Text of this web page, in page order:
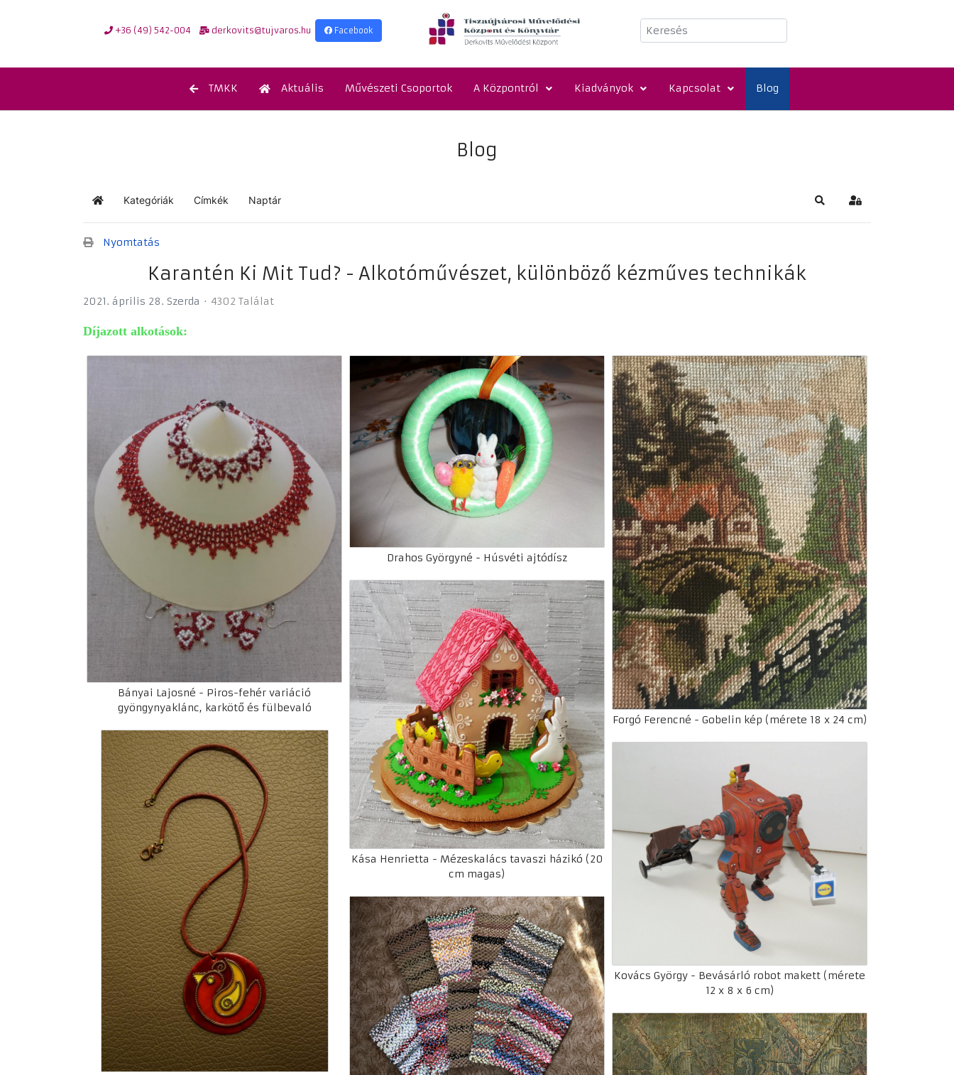
+36 (49) 542-004 derkovits@tujvaros.hu Facebook Keresés
TMKK Aktuális Művészeti Csoportok A Központról Kiadványok Kapcsolat Blog
Blog
KezdőlapKategóriák Címkék Naptár KeresésBejelentkezés
Nyomtatás
Karantén Ki Mit Tud? - Alkotóművészet, különböző kézműves technikák
2021. április 28. Szerda 4302 Találat
Díjazott alkotások:
Bányai Lajosné - Piros-fehér variáció
gyöngynyaklánc, karkötő és fülbevaló
Drahos Györgyné - Húsvéti ajtódísz
Kása Henrietta - Mézeskalács tavaszi házikó (20
cm magas)
Forgó Ferencné - Gobelin kép (mérete 18 x 24 cm)
Kovács György - Bevásárló robot makett (mérete
12 x 8 x 6 cm)